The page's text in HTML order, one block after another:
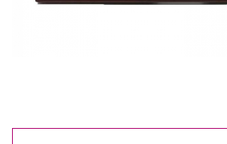
1000 Lei +